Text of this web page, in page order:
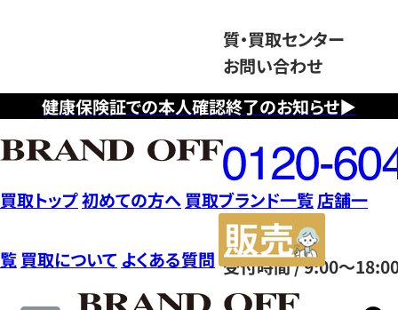
健康保険証での本人確認終了のお知らせ▶
質・買取センター
お問い合わせ
フ
リ
ー
ダ
イ
ヤ
ル
0120604117
受付時間 / 9:00～
買取トップ初めての方へ 買取ブランド一覧店舗一
覧 買取について よくある質問
サ